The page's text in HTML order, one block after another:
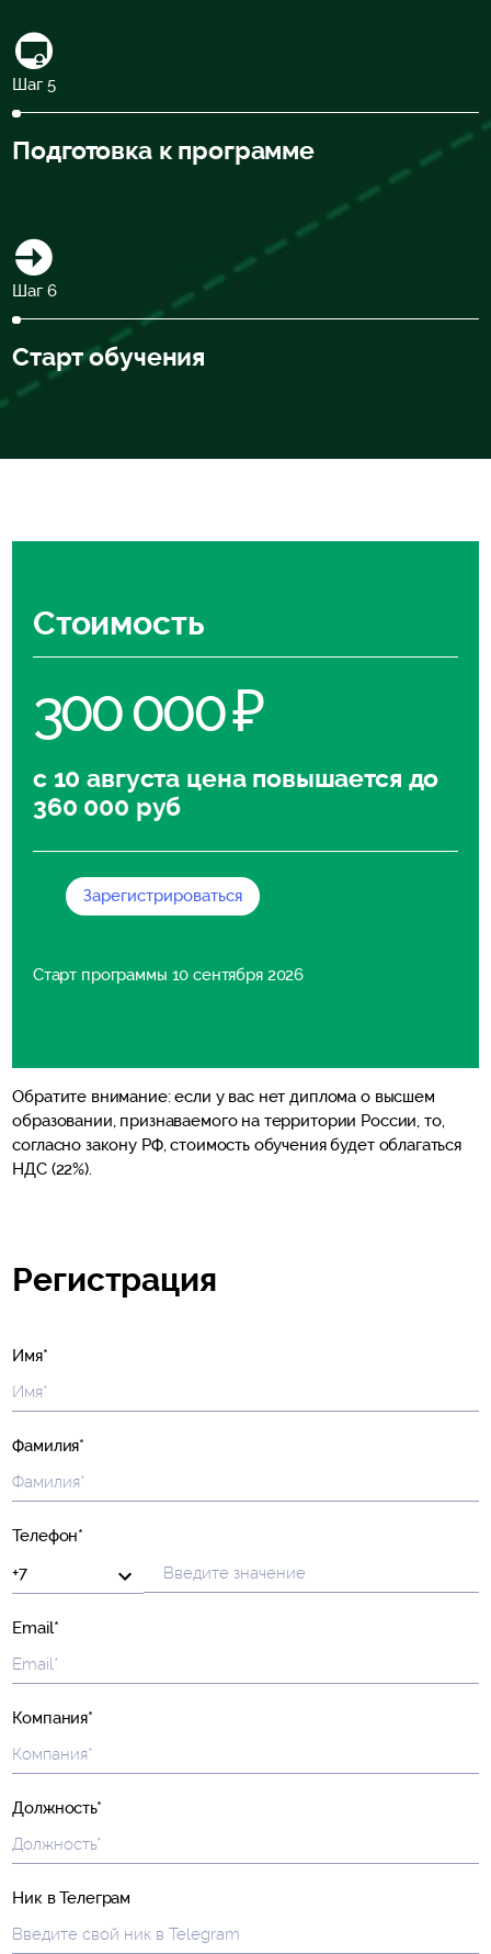
Шаг 5
Подготовка к программе
Шаг 6
Старт обучения
Стоимость
300 000
с 10 августа цена повышается до
360 000 руб
Зарегистрироваться
Старт программы 10 сентября 2026
Обратите внимание: если у вас нет диплома о высшем
образовании, признаваемого на территории России, то,
согласно закону РФ, стоимость обучения будет облагаться
НДС (22%).
Регистрация
Имя*
Фамилия*
Телефон*
Email*
Компания*
Должность*
Ник в Телеграм